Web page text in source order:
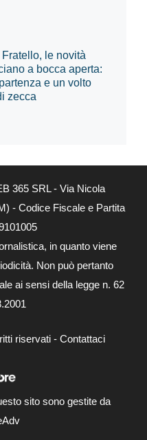
le novità
a bocca aperta:
e un volto
zecca
365 SRL - Via Nicola
- Codice Fiscale e Partita
in quanto viene
Non può pertanto
ai sensi della legge n. 62
riservati - Contattaci
sito sono gestite da